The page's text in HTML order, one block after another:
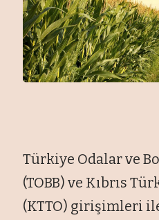
Türkiye Odalar ve
(TOBB) ve Kıbrıs
(KTTO) girişimleri